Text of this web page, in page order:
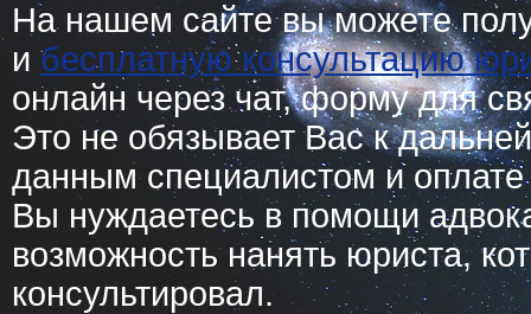
На нашем сайте вы можете
и бесплатную консультацию
онлайн через чат, форму для
Это не обязывает Вас к
данным специалистом и оплате
Вы нуждаетесь в помощи
возможность нанять юриста,
консультировал.